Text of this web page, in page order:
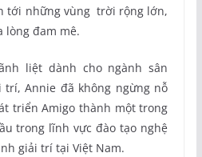
tới những vùng trời rộng lớn,
lòng đam mê.
liệt dành cho ngành sân
trí, Annie đã không ngừng nỗ
triển Amigo thành một trong
trong lĩnh vực đào tạo nghệ
giải trí tại Việt Nam.